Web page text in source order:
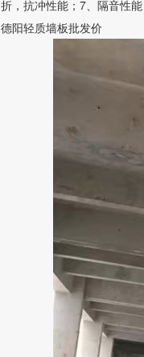
折，抗冲性能；7、隔音性
德阳轻质墙板批发价